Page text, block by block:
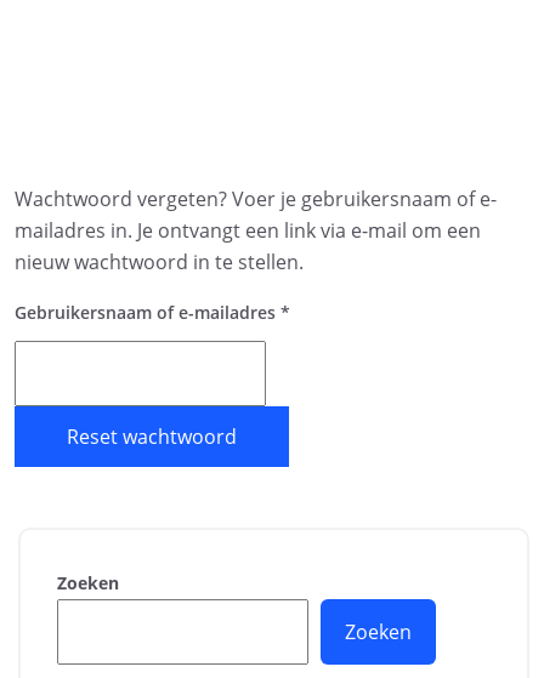
Wachtwoord vergeten? Voer je gebruikersnaam of e-
mailadres in. Je ontvangt een link via e-mail om een
nieuw wachtwoord in te stellen.
Gebruikersnaam of e-mailadres *
Reset wachtwoord
Zoeken
Zoeken